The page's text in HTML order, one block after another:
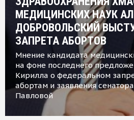
МЕДИЦИНСКИХ НАУК
ДОБРОВОЛЬСКИЙ
ЗАПРЕТА АБОРТОВ
Мнение кандидата
на фоне последнего
Кирилла о федеральном
абортам и заявления
Павловой